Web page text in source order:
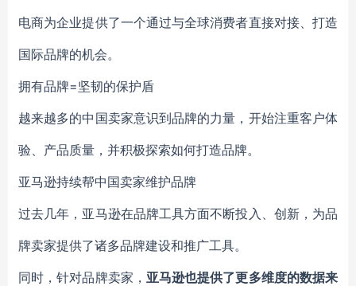
电商为企业提供了一个通过与全球消费者直接对接、打造
国际品牌的机会。
拥有品牌=坚韧的保护盾
越来越多的中国卖家意识到品牌的力量，开始注重客户体
验、产品质量，并积极探索如何打造品牌。
亚马逊持续帮中国卖家维护品牌
过去几年，亚马逊在品牌工具方面不断投入、创新，为品
牌卖家提供了诸多品牌建设和推广工具。
同时，针对品牌卖家， 亚马逊也提供了更多维度的数据来